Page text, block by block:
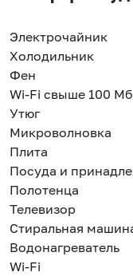
Электрочайник
Холодильник
Фен
Wi-Fi свыше 100
Утюг
Микроволновка
Плита
Посуда и
Полотенца
Телевизор
Стиральная
Водонагреватель
Wi-Fi